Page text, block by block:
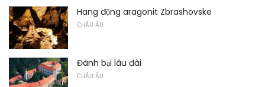
Hang động aragonit Zbrashovske
CHÂU ÂU
Đánh bại lâu đài
CHÂU ÂU